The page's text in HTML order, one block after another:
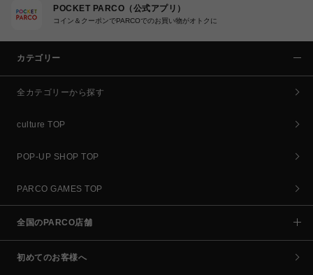
POCKET PARCO（公式アプリ）
コイン＆クーポンでPARCOでのお買い物がオトクに
カテゴリー
全カテゴリーから探す
culture TOP
POP-UP SHOP TOP
PARCO GAMES TOP
全国のPARCO店舗
初めてのお客様へ